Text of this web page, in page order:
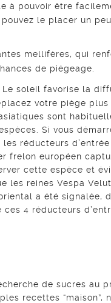
à pouvoir être
le placer un
mellifères, qui
de piégeage.
soleil favorise la
votre piège plus
sont
Si vous
réducteurs
frelon européen
cette espèce et
les reines Vespa
a été signalée,
4 réducteurs
de sucres au
recettes “maison”,